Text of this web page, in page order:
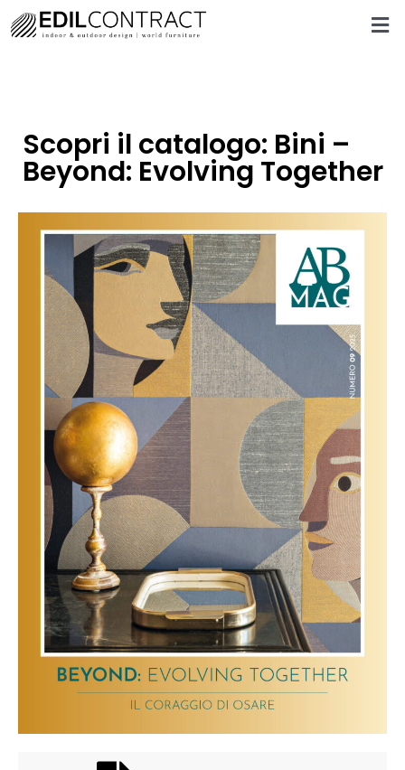
Scopri il catalogo: Bini –
Beyond: Evolving Together